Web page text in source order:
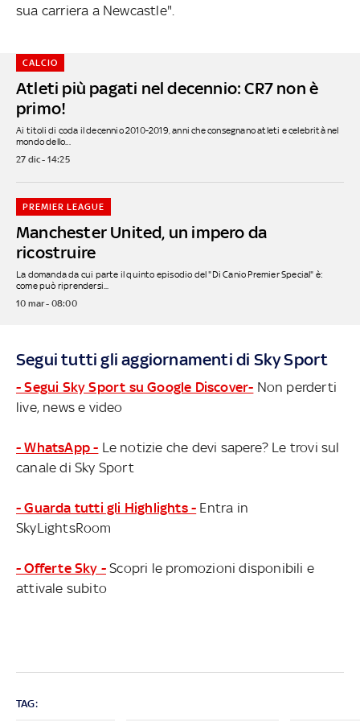
sua carriera a Newcastle".
Atleti più pagati nel decennio: CR7 non è
primo!
CALCIO
Ai titoli di coda il decennio 2010-2019, anni che consegnano atleti e celebrità nel
mondo dello...
27 dic - 14:25
Manchester United, un impero da
ricostruire
PREMIER LEAGUE
La domanda da cui parte il quinto episodio del "Di Canio Premier Special" è:
come può riprendersi...
10 mar - 08:00
Segui tutti gli aggiornamenti di Sky Sport
- Segui Sky Sport su Google Discover- Non perderti
live, news e video
- WhatsApp - Le notizie che devi sapere? Le trovi sul
canale di Sky Sport
- Guarda tutti gli Highlights - Entra in
SkyLightsRoom
- Offerte Sky - Scopri le promozioni disponibili e
attivale subito
TAG: